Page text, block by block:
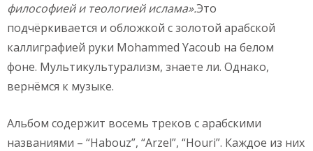
философией и теологией ислама».Это
подчёркивается и обложкой с золотой арабской
каллиграфией руки Mohammed Yacoub на белом
фоне. Мультикультурализм, знаете ли. Однако,
вернёмся к музыке.
Альбом содержит восемь треков с арабскими
названиями – “Habouz”, “Arzel”, “Houri”. Каждое из них